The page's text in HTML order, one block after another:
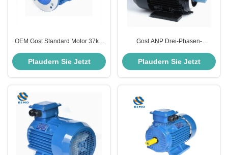
OEM Gost Standard Motor 37kw
Wechselstrom-Induktionsmotor
für Wasserpumpe
Plaudern Sie Jetzt
Gost ANP Drei-Phasen-
2,2 kW Fußflansch-Elektromotor
Plaudern Sie Jetzt